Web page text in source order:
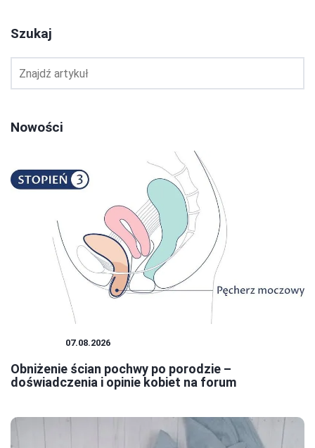
Szukaj
Nowości
07.08.2026
Obniżenie ścian pochwy po porodzie –
doświadczenia i opinie kobiet na forum